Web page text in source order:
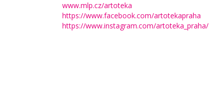
www.mlp.cz/artoteka
https://www.facebook.com/artotekapraha
https://www.instagram.com/artoteka_praha/